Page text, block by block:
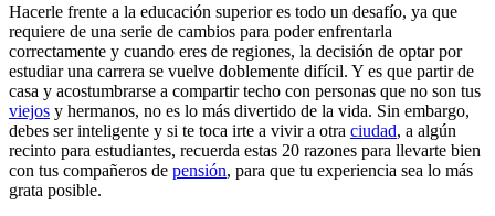
Hacerle frente a la educación superior es todo un desafío, ya que
requiere de una serie de cambios para poder enfrentarla
correctamente y cuando eres de regiones, la decisión de optar por
estudiar una carrera se vuelve doblemente difícil. Y es que partir de
casa y acostumbrarse a compartir techo con personas que no son tus
viejos y hermanos, no es lo más divertido de la vida. Sin embargo,
debes ser inteligente y si te toca irte a vivir a otra ciudad, a algún
recinto para estudiantes, recuerda estas 20 razones para llevarte bien
con tus compañeros de pensión, para que tu experiencia sea lo más
grata posible.